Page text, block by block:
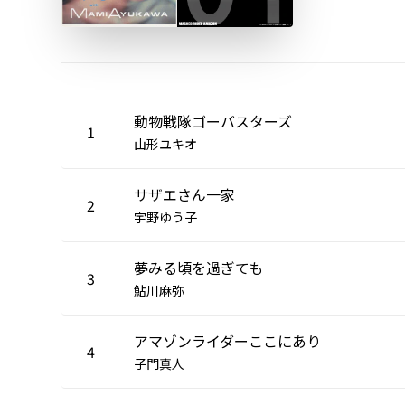
1 動物戦隊ゴーバスターズ
山形ユキオ
2 サザエさん一家
宇野ゆう子
3 夢みる頃を過ぎても
鮎川麻弥
4 アマゾンライダーここにあり
子門真人